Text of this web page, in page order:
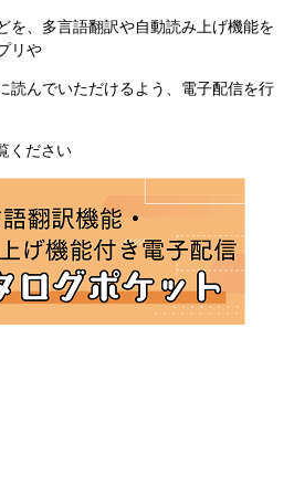
を、多言語翻訳や自動読み上げ機能を
リや
読んでいただけるよう、電子配信を行
ください